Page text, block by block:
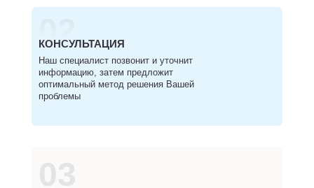
02
КОНСУЛЬТАЦИЯ
Наш специалист позвонит и уточнит
информацию, затем предложит
оптимальный метод решения Вашей
проблемы